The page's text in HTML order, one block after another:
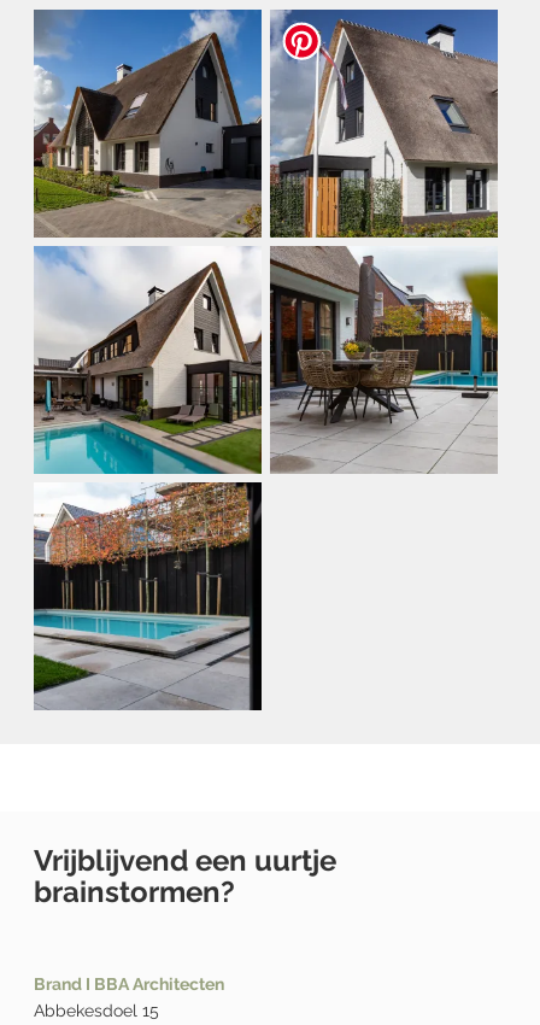
Vrijblijvend een uurtje
brainstormen?
Brand I BBA Architecten
Abbekesdoel 15